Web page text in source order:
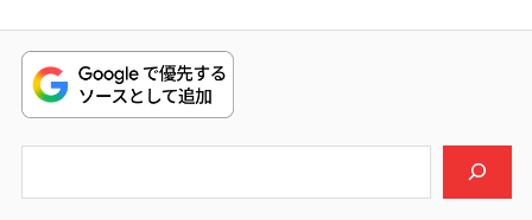
ビ
ゲ
ー
シ
投
稿: